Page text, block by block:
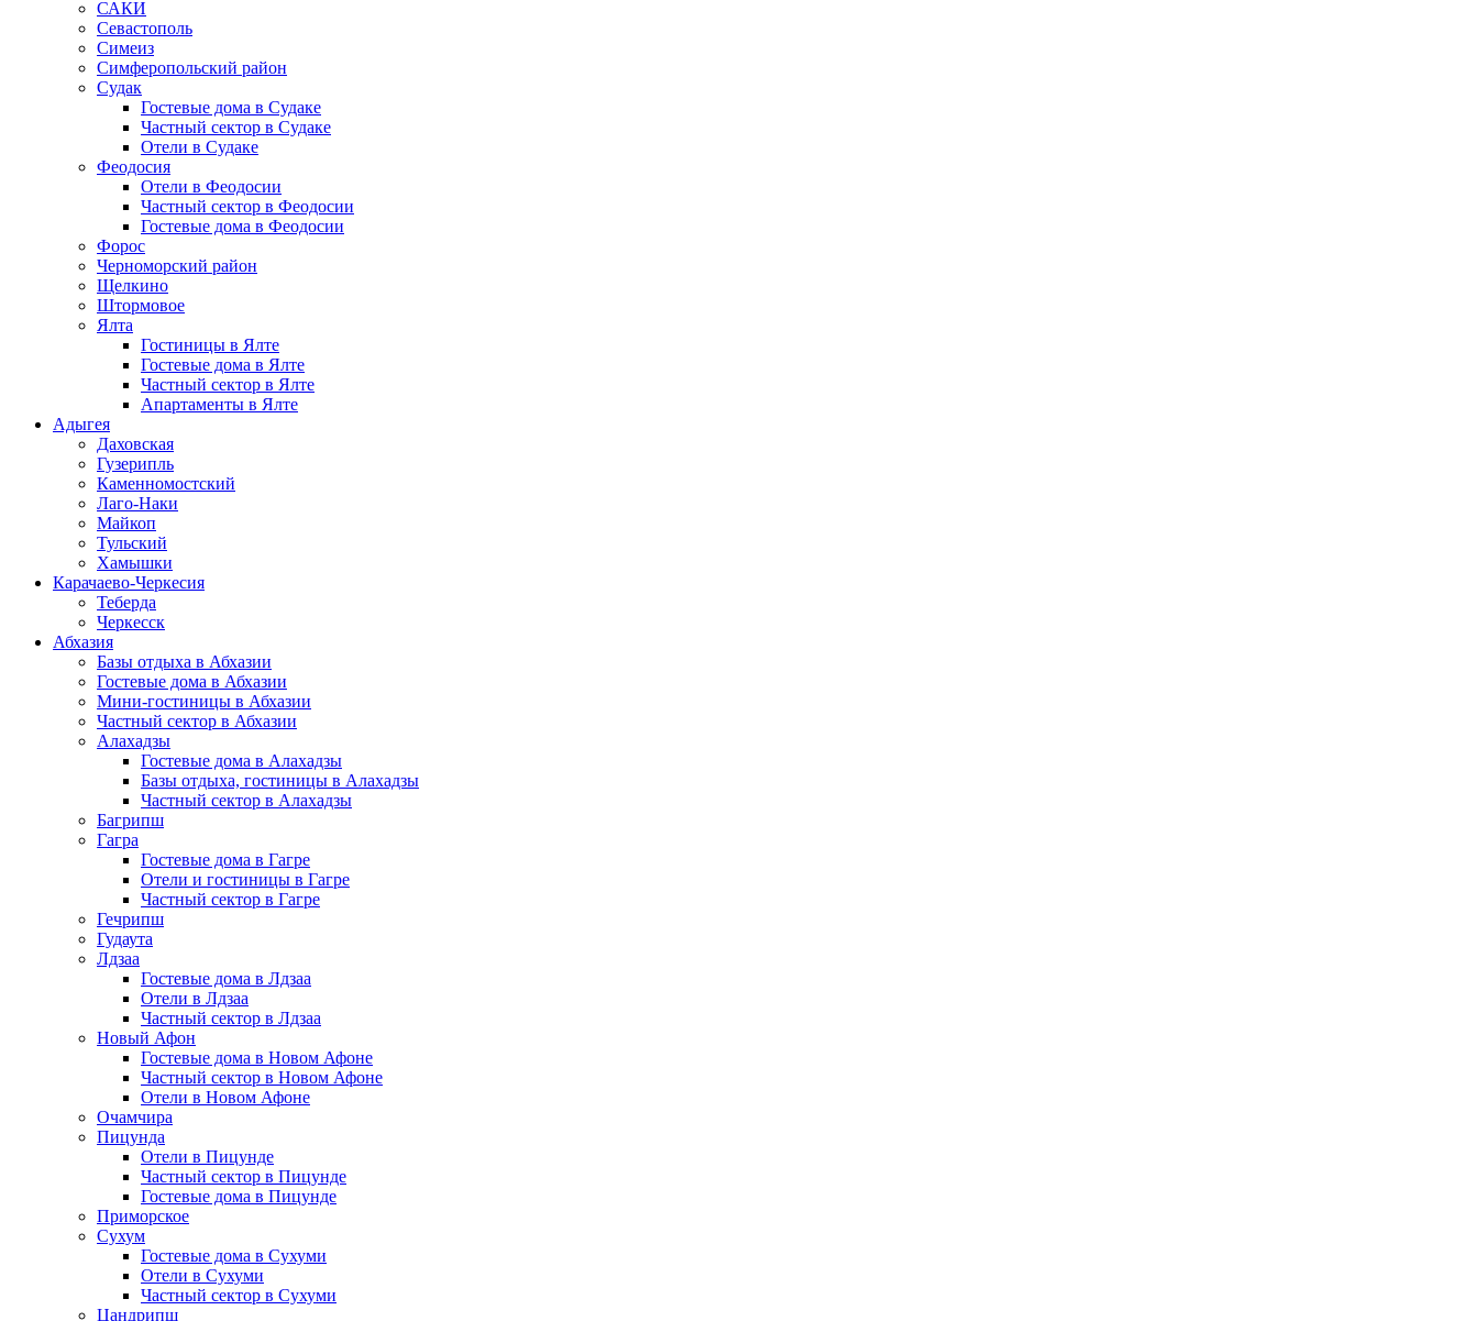
САКИ
Севастополь
Симеиз
Симферопольский район
Судак
Гостевые дома в Судаке
Частный сектор в Судаке
Отели в Судаке
Феодосия
Отели в Феодосии
Частный сектор в Феодосии
Гостевые дома в Феодосии
Форос
Черноморский район
Щелкино
Штормовое
Ялта
Гостиницы в Ялте
Гостевые дома в Ялте
Частный сектор в Ялте
Апартаменты в Ялте
Адыгея
Даховская
Гузерипль
Каменномостский
Лаго-Наки
Майкоп
Тульский
Хамышки
Карачаево-Черкесия
Теберда
Черкесск
Абхазия
Базы отдыха в Абхазии
Гостевые дома в Абхазии
Мини-гостиницы в Абхазии
Частный сектор в Абхазии
Алахадзы
Гостевые дома в Алахадзы
Базы отдыха, гостиницы в Алахадзы
Частный сектор в Алахадзы
Багрипш
Гагра
Гостевые дома в Гагре
Отели и гостиницы в Гагре
Частный сектор в Гагре
Гечрипш
Гудаута
Лдзаа
Гостевые дома в Лдзаа
Отели в Лдзаа
Частный сектор в Лдзаа
Новый Афон
Гостевые дома в Новом Афоне
Частный сектор в Новом Афоне
Отели в Новом Афоне
Очамчира
Пицунда
Отели в Пицунде
Частный сектор в Пицунде
Гостевые дома в Пицунде
Приморское
Сухум
Гостевые дома в Сухуми
Отели в Сухуми
Частный сектор в Сухуми
Цандрипш